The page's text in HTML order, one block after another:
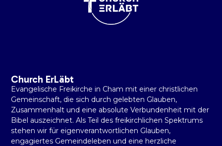
Church ErLäbt
Evangelische Freikirche in Cham mit einer christlichen
Gemeinschaft, die sich durch gelebten Glauben,
Zusammenhalt und eine absolute Verbundenheit mit der
Bibel auszeichnet. Als Teil des freikirchlichen Spektrums
stehen wir für eigenverantwortlichen Glauben,
engagiertes Gemeindeleben und eine herzliche